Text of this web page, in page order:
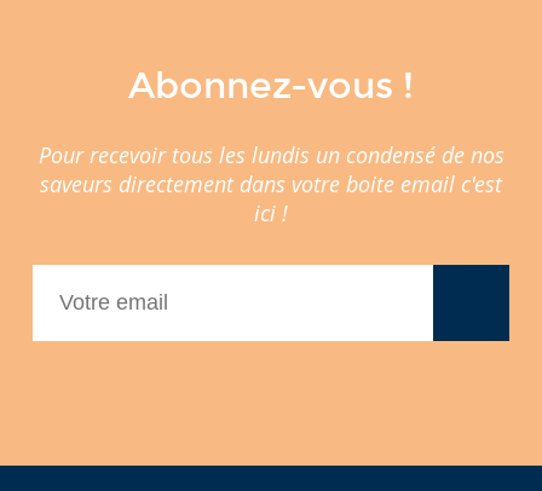
Abonnez-vous !
Pour recevoir tous les lundis un condensé de nos
saveurs directement dans votre boite email c'est
ici !